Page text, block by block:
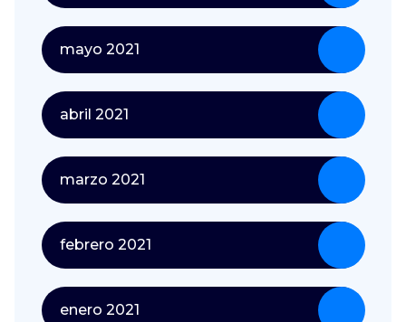
mayo 2021
abril 2021
marzo 2021
febrero 2021
enero 2021